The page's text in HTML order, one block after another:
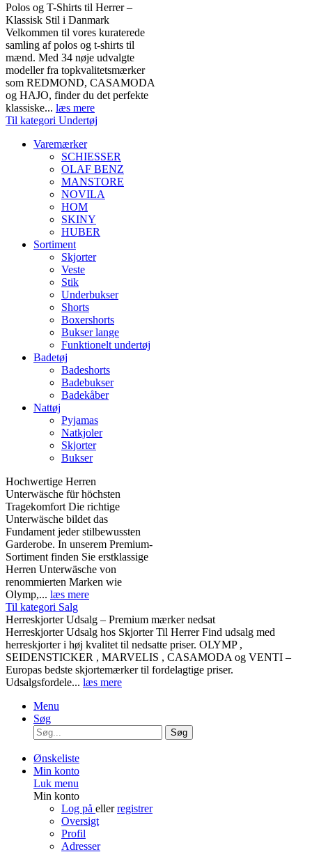
Polos og T-Shirts til Herrer –
Klassisk Stil i Danmark
Velkommen til vores kuraterede
samling af polos og t-shirts til
mænd. Med 34 nøje udvalgte
modeller fra topkvalitetsmærker
som REDMOND, CASAMODA
og HAJO, finder du det perfekte
klassiske... læs mere
Til kategori Undertøj
Varemærker
SCHIESSER
OLAF BENZ
MANSTORE
NOVILA
HOM
SKINY
HUBER
Sortiment
Skjorter
Veste
Stik
Underbukser
Shorts
Boxershorts
Bukser lange
Funktionelt undertøj
Badetøj
Badeshorts
Badebukser
Badekåber
Nattøj
Pyjamas
Natkjoler
Skjorter
Bukser
Hochwertige Herren
Unterwäsche für höchsten
Tragekomfort Die richtige
Unterwäsche bildet das
Fundament jeder stilbewussten
Garderobe. In unserem Premium-
Sortiment finden Sie erstklassige
Herren Unterwäsche von
renommierten Marken wie
Olymp,... læs mere
Til kategori Salg
Herreskjorter Udsalg – Premium mærker nedsat
Herreskjorter Udsalg hos Skjorter Til Herrer Find udsalg med
herreskjorter i høj kvalitet til nedsatte priser. OLYMP ,
SEIDENSTICKER , MARVELIS , CASAMODA og VENTI –
Europas bedste skjortemærker til fordelagtige priser.
Udsalgsfordele... læs mere
Menu
Søg
Søg
Ønskeliste
Min konto
Luk menu
Min konto
Log på ellerregistrer
Oversigt
Profil
Adresser